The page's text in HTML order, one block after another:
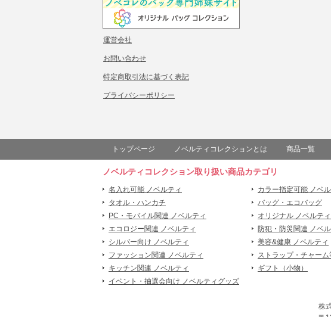
運営会社
お問い合わせ
特定商取引法に基づく表記
プライバシーポリシー
トップページ ノベルティコレクションとは 商品一覧
ノベルティコレクション取り扱い商品カテゴリ
名入れ可能 ノベルティ カラー指定可能 ノベ
タオル・ハンカチ
バッグ・エコバッグ
PC・モバイル関連 ノベルティ
オリジナル ノベルティ
エコロジー関連 ノベルティ
防犯・防災関連 ノベ
シルバー向け ノベルティ
美容&健康 ノベルティ
ファッション関連 ノベルティ
ストラップ・チャーム
キッチン関連 ノベルティ
ギフト（小物）
イベント・抽選会向け ノベルティグッズ
株